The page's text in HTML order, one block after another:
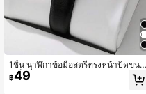
1ชิ้น นาฬิกาข้อมือสตรีทรงหน้าปัดขนา
ดเล็กซิ่งผ่านระบบควอทซ์ หน้าปัทม์ดิจิ
ตอล สไตล์คอลเลจขนาดเล็กแบบคลาส
฿49